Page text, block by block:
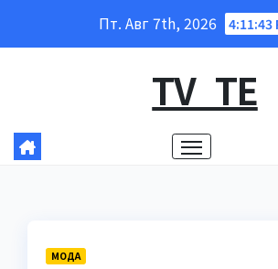
Пт. Авг 7th, 2026 4:11:44
TV_TE
МОДА